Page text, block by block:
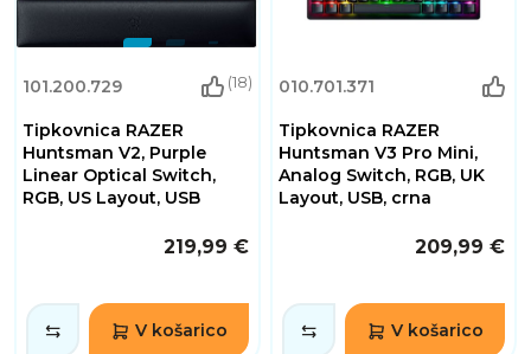
101.200.729 (18)
Tipkovnica RAZER
Huntsman V2, Purple
Linear Optical Switch,
RGB, US Layout, USB
219,99 €
V košarico
010.701.371
Tipkovnica RAZER
Huntsman V3 Pro Mini,
Analog Switch, RGB, UK
Layout, USB, crna
209,99 €
V košarico